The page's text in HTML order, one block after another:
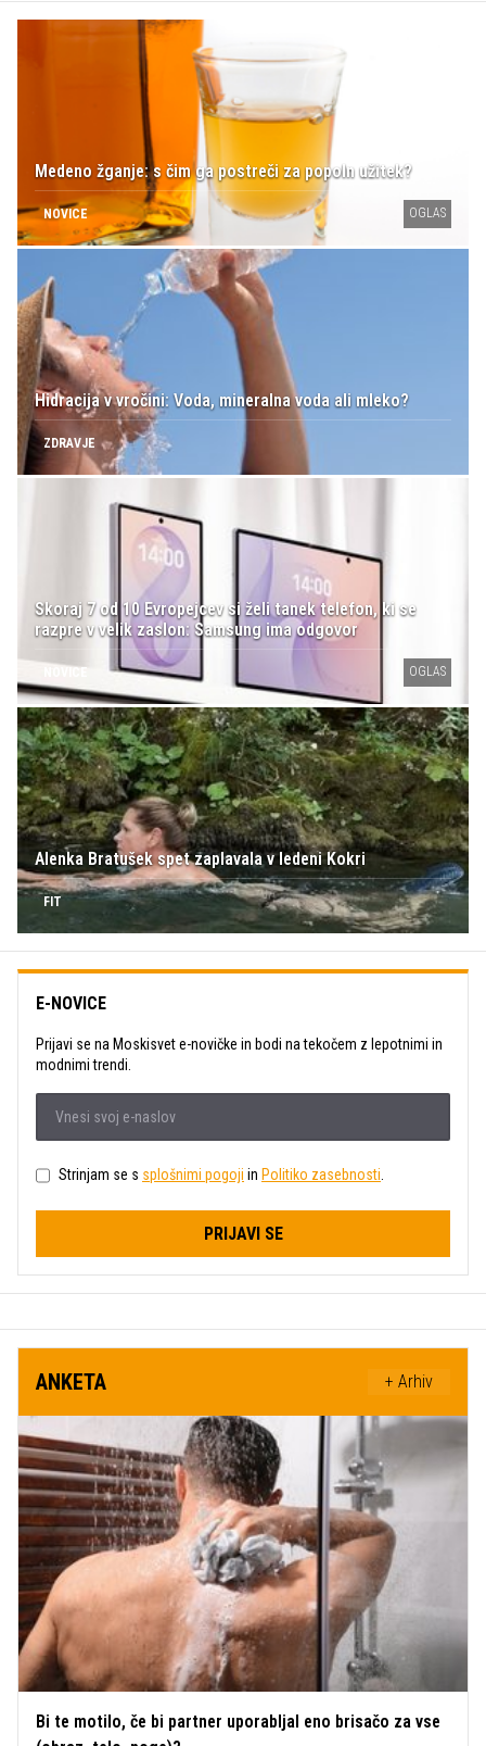
Medeno žganje: s čim ga postreči za popoln užitek?
NOVICE OGLAS
Hidracija v vročini: Voda, mineralna voda ali mleko?
ZDRAVJE
Skoraj 7 od 10 Evropejcev si želi tanek telefon, ki se
razpre v velik zaslon: Samsung ima odgovor
NOVICE OGLAS
Alenka Bratušek spet zaplavala v ledeni Kokri
FIT
E-NOVICE
Prijavi se na Moskisvet e-novičke in bodi na tekočem z lepotnimi in
modnimi trendi.
Strinjam se s splošnimi pogoji in Politiko zasebnosti
PRIJAVI SE
ANKETA + Arhiv
Bi te motilo, če bi partner uporabljal eno brisačo za vse